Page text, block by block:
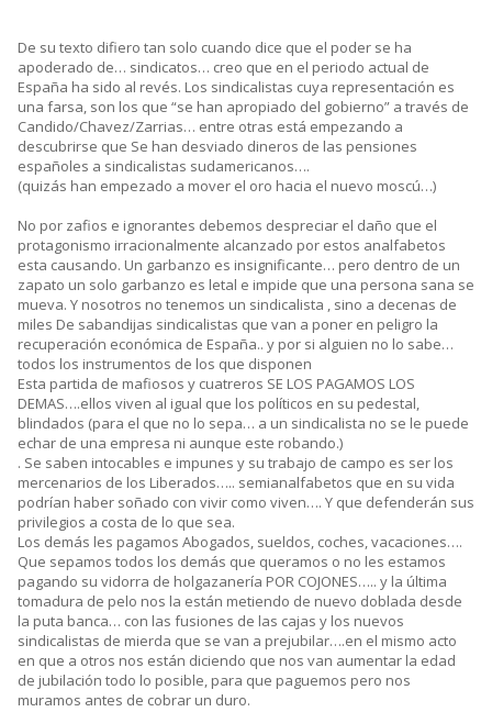
De su texto difiero tan solo cuando dice que el poder se ha
apoderado de… sindicatos… creo que en el periodo actual de
España ha sido al revés. Los sindicalistas cuya representación es
una farsa, son los que “se han apropiado del gobierno” a través de
Candido/Chavez/Zarrias… entre otras está empezando a
descubrirse que Se han desviado dineros de las pensiones
españoles a sindicalistas sudamericanos….
(quizás han empezado a mover el oro hacia el nuevo moscú…)
No por zafios e ignorantes debemos despreciar el daño que el
protagonismo irracionalmente alcanzado por estos analfabetos
esta causando. Un garbanzo es insignificante… pero dentro de un
zapato un solo garbanzo es letal e impide que una persona sana se
mueva. Y nosotros no tenemos un sindicalista , sino a decenas de
miles De sabandijas sindicalistas que van a poner en peligro la
recuperación económica de España.. y por si alguien no lo sabe…
todos los instrumentos de los que disponen
Esta partida de mafiosos y cuatreros SE LOS PAGAMOS LOS
DEMAS….ellos viven al igual que los políticos en su pedestal,
blindados (para el que no lo sepa… a un sindicalista no se le puede
echar de una empresa ni aunque este robando.)
. Se saben intocables e impunes y su trabajo de campo es ser los
mercenarios de los Liberados….. semianalfabetos que en su vida
podrían haber soñado con vivir como viven…. Y que defenderán sus
privilegios a costa de lo que sea.
Los demás les pagamos Abogados, sueldos, coches, vacaciones….
Que sepamos todos los demás que queramos o no les estamos
pagando su vidorra de holgazanería POR COJONES….. y la última
tomadura de pelo nos la están metiendo de nuevo doblada desde
la puta banca… con las fusiones de las cajas y los nuevos
sindicalistas de mierda que se van a prejubilar….en el mismo acto
en que a otros nos están diciendo que nos van aumentar la edad
de jubilación todo lo posible, para que paguemos pero nos
muramos antes de cobrar un duro.